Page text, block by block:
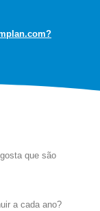
que são
a cada ano?